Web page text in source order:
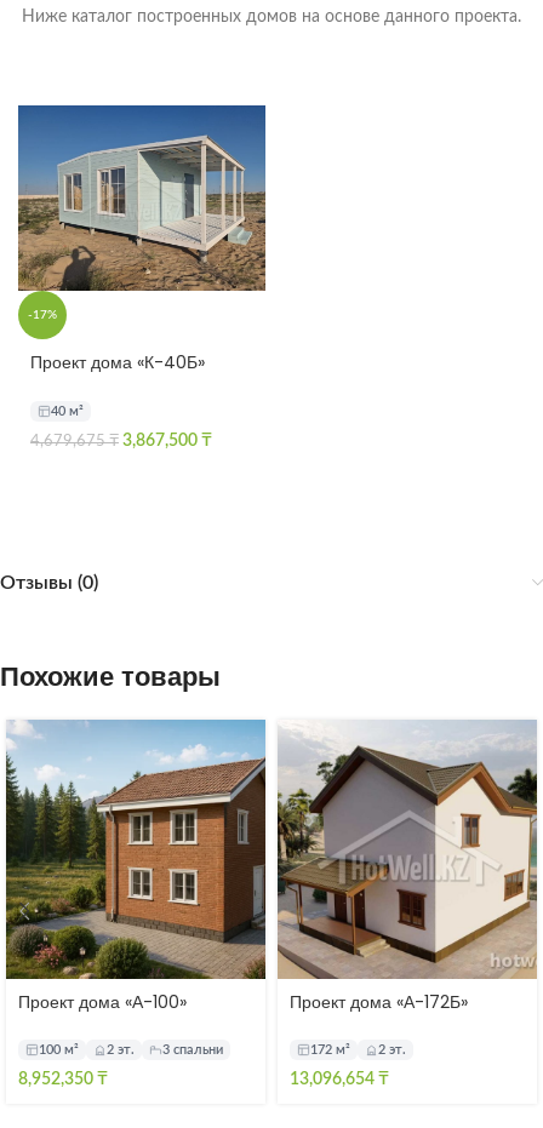
Ниже каталог построенных домов на основе данного проекта.
-17%
Проект дома «К-40Б»
40 м²
4,679,675₸ 3,867,500 ₸
Отзывы (0)
Похожие товары
Проект дома «А-100»
100 м² 2 эт. 3 спальни
8,952,350 ₸
Проект дома «А-172Б»
172 м² 2 эт.
13,096,654 ₸